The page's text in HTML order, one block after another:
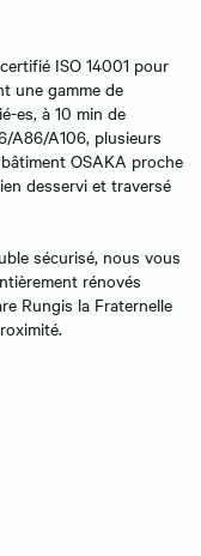
ISO 14001 pour
une gamme de
es, à 10 min de
A86/A106, plusieurs
OSAKA proche
desservi et traversé
sécurisé, nous vous
rénovés
Rungis la Fraternelle